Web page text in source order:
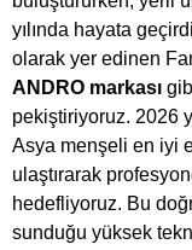
yılında hayata
olarak yer edinen
ANDRO markası
pekiştiriyoruz. 2026
Asya menşeli en iyi
ulaştırarak
hedefliyoruz. Bu
sunduğu yüksek